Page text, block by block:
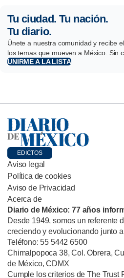
Tu ciudad. Tu nación.
Tu diario.
Únete a nuestra comunidad y recibe
los temas que mueven a México. Sin
UNIRME A LA LISTA
EDICTOS
Aviso legal
Política de cookies
Aviso de Privacidad
Acerca de
Diario de México: 77 años
Desde 1949, somos un referente
creciendo y evolucionando junto
Teléfono: 55 5442 6500
Chimalpopoca 38, Col. Obrera,
de México, CDMX
Cumple los criterios de The Trust